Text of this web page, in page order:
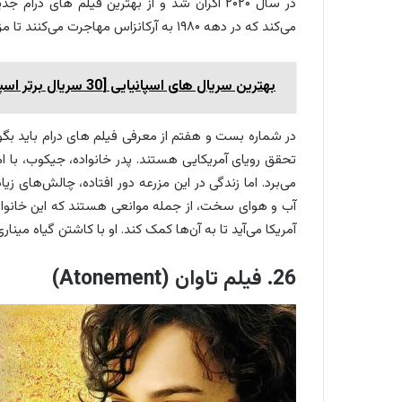
می‌کند که در دهه ۱۹۸۰ به آرکانزاس مهاجرت می‌کنند تا مزرعه‌ای را راه‌اندازی کنند.
بهترین سریال های اسپانیایی [30 سریال برتر اسپانیایی زبان]
در شماره بست و هفتم از معرفی فیلم های درام باید
تحقق رویای آمریکایی هستند. پدر خانواده، جیکوب، با
می‌برد. اما زندگی در این مزرعه دور افتاده، چالش‌های
آب و هوای سخت، از جمله موانعی هستند که این
آمریکا می‌آید تا به آن‌ها کمک کند. او با کاشتن گیاه
26. فیلم تاوان (Atonement)